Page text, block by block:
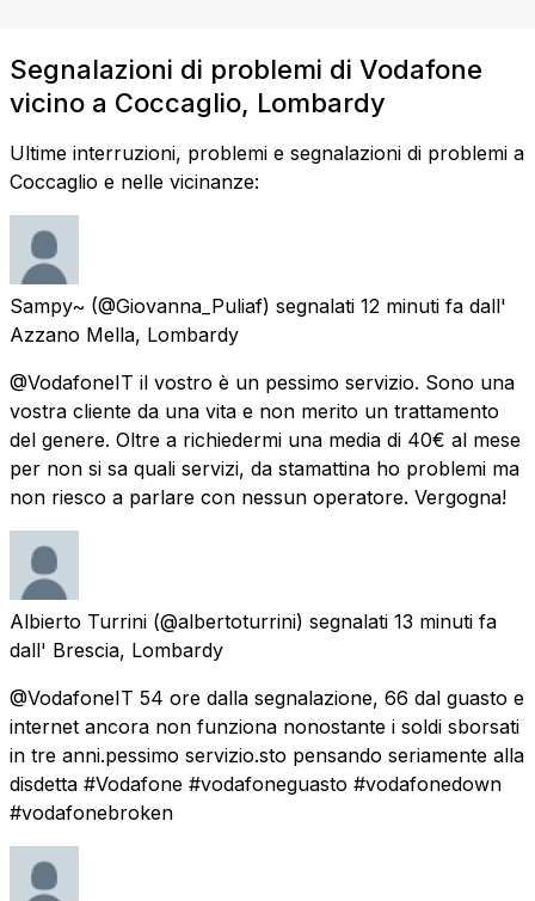
Segnalazioni di problemi di Vodafone
vicino a Coccaglio, Lombardy
Ultime interruzioni, problemi e segnalazioni di problemi a
Coccaglio e nelle vicinanze:
Sampy~ (@Giovanna_Puliaf) segnalati 12 minuti fa dall'
Azzano Mella, Lombardy
@VodafoneIT il vostro è un pessimo servizio. Sono una
vostra cliente da una vita e non merito un trattamento
del genere. Oltre a richiedermi una media di 40€ al mese
per non si sa quali servizi, da stamattina ho problemi ma
non riesco a parlare con nessun operatore. Vergogna!
Albierto Turrini (@albertoturrini) segnalati 13 minuti fa
dall' Brescia, Lombardy
@VodafoneIT 54 ore dalla segnalazione, 66 dal guasto e
internet ancora non funziona nonostante i soldi sborsati
in tre anni.pessimo servizio.sto pensando seriamente alla
disdetta #Vodafone #vodafoneguasto #vodafonedown
#vodafonebroken